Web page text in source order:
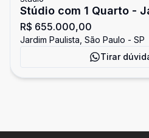
Stúdio com 1 Quarto -
R$ 655.000,00
Jardim Paulista, São Paulo - SP
Tirar